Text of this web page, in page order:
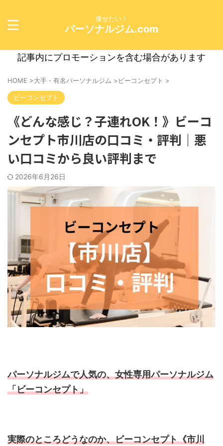
痩せたい！
パーソナルジム.com
記事内にプロモーションを含む場合があります
HOME >大手・有名パーソナルジム >ビーコンセプト >
ビーコンセプト
《どんな感じ？子連れOK！》ビーコ
ンセプト市川店の口コミ・評判｜悪
い口コミから良い評判まで
2026年6月26日
パーソナルジムで人気の、女性専用パーソナルジム
「ビーコンセプト」
実際のところどうなのか、ビーコンセプト《市川